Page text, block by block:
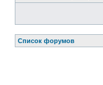
Список форумов